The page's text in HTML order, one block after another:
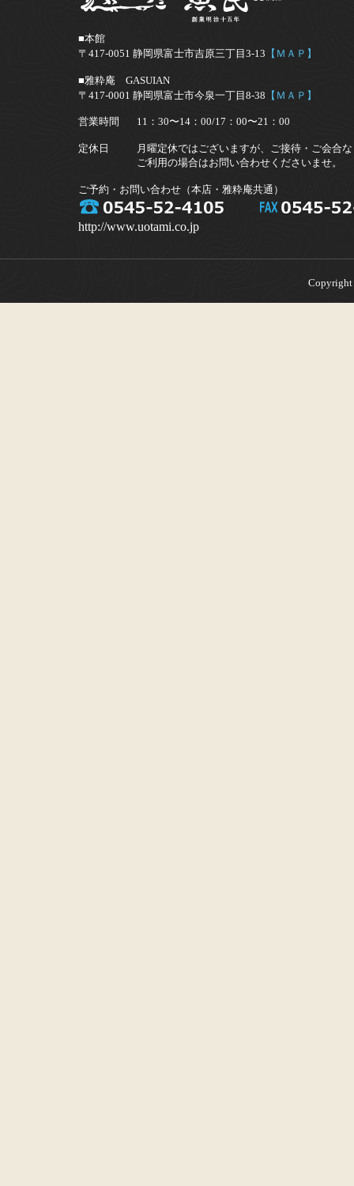
■本館
〒417-0051 静岡県富士市吉原三丁目3-13 【ＭＡＰ】
■雅粋庵 GASUIAN
〒417-0001 静岡県富士市今泉一丁目8-38 【ＭＡＰ】
営業時間 11：30〜14：00/17：00〜21：00
定休日
月曜定休ではございますが、ご接待・ご会合
ご利用の場合はお問い合わせくださいませ。
ご予約・お問い合わせ（本店・雅粋庵共通）
http://www.uotami.co.jp